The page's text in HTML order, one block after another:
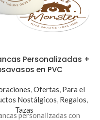
Personalizadas +
en PVC
,Ofertas, Para el
Nostálgicos, Regalos,
Tazas
personalizadas con